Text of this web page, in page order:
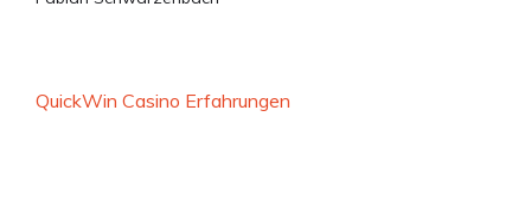
QuickWin Casino Erfahrungen